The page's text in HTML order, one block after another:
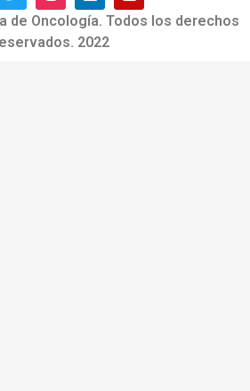
de Oncología. Todos los derechos
2022